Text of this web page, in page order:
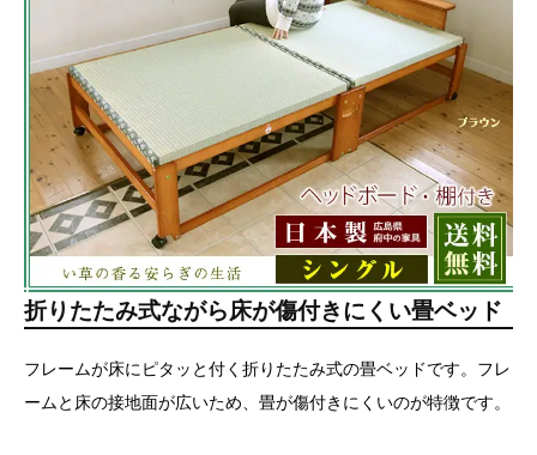
折りたたみ式ながら床が傷付きにくい畳ベッド
フレームが床にピタッと付く折りたたみ式の畳ベッドです。フレ
ームと床の接地面が広いため、畳が傷付きにくいのが特徴です。